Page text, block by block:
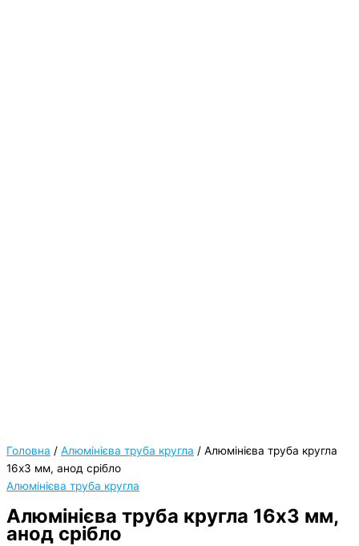
Головна / Алюмінієва труба кругла / Алюмінієва труба кругла
16х3 мм, анод срібло
Алюмінієва труба кругла
Алюмінієва труба кругла 16х3 мм,
анод срібло